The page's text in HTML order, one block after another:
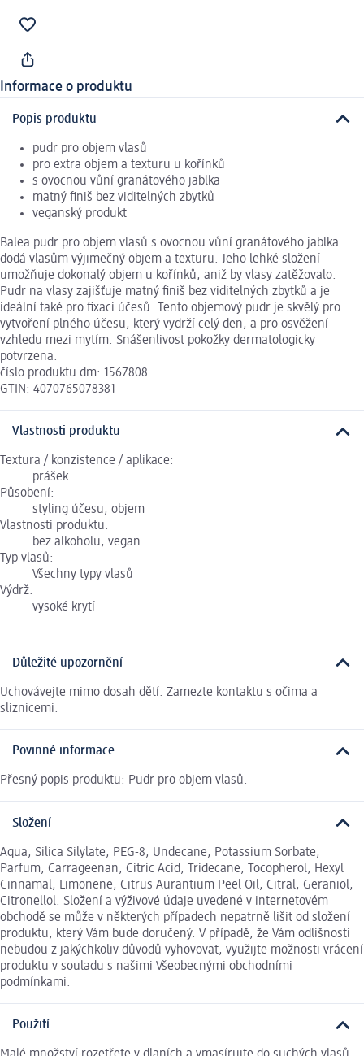
Informace o produktu
Popis produktu
pudr pro objem vlasů
pro extra objem a texturu u kořínků
s ovocnou vůní granátového jablka
matný finiš bez viditelných zbytků
veganský produkt
Balea pudr pro objem vlasů s ovocnou vůní granátového jablka
dodá vlasům výjimečný objem a texturu. Jeho lehké složení
umožňuje dokonalý objem u kořínků, aniž by vlasy zatěžovalo.
Pudr na vlasy zajišťuje matný finiš bez viditelných zbytků a je
ideální také pro fixaci účesů. Tento objemový pudr je skvělý pro
vytvoření plného účesu, který vydrží celý den, a pro osvěžení
vzhledu mezi mytím. Snášenlivost pokožky dermatologicky
potvrzena.
číslo produktu dm: 1567808
GTIN: 4070765078381
Vlastnosti produktu
Textura / konzistence / aplikace:
prášek
Působení:
styling účesu, objem
Vlastnosti produktu:
bez alkoholu, vegan
Typ vlasů:
Všechny typy vlasů
Výdrž:
vysoké krytí
Důležité upozornění
Uchovávejte mimo dosah dětí. Zamezte kontaktu s očima a
sliznicemi.
Povinné informace
Přesný popis produktu: Pudr pro objem vlasů.
Složení
Aqua, Silica Silylate, PEG-8, Undecane, Potassium Sorbate,
Parfum, Carrageenan, Citric Acid, Tridecane, Tocopherol, Hexyl
Cinnamal, Limonene, Citrus Aurantium Peel Oil, Citral, Geraniol,
Citronellol. Složení a výživové údaje uvedené v internetovém
obchodě se může v některých případech nepatrně lišit od složení
produktu, který Vám bude doručený. V případě, že Vám odlišnosti
nebudou z jakýchkoliv důvodů vyhovovat, využijte možnosti vrácení
produktu v souladu s našimi Všeobecnými obchodními
podmínkami.
Použití